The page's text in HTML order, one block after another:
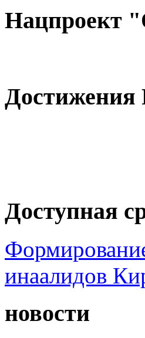
Нацпроект
Доступная
инаалидов
новости